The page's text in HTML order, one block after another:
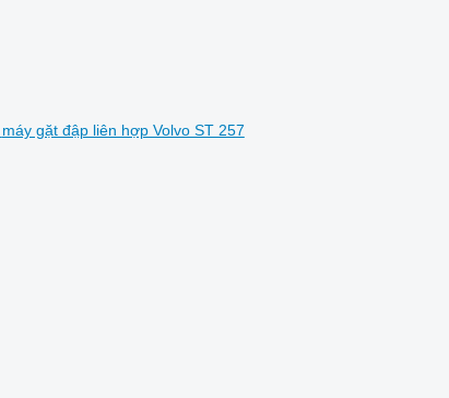
máy gặt đập liên hợp Volvo ST 257